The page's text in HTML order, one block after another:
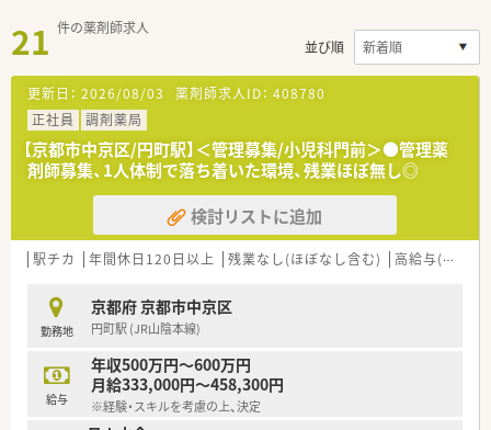
21 件の薬剤師求人
並び順
更新日： 2026/08/03 薬剤師求人ID： 408780
正社員
調剤薬局
【京都市中京区/円町駅】＜管理募集/小児科門前＞●管理薬
剤師募集、1人体制で落ち着いた環境、残業ほぼ無し◎
検討リストに追加
駅チカ 年間休日120日以上 残業なし(ほぼなし含む) 高給与(600万円以上)
勤務地
京都府 京都市中京区
円町駅 (JR山陰本線)
給与
年収500万円～600万円
月給333,000円～458,300円
※経験・スキルを考慮の上、決定